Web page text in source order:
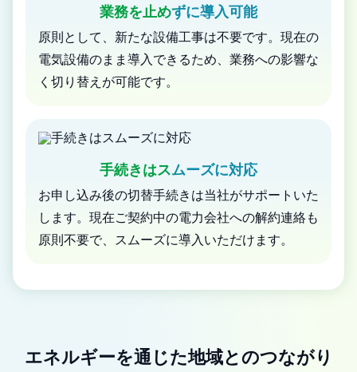
業務を止めずに導入可能
原則として、新たな設備工事は不要です。現在の
電気設備のまま導入できるため、業務への影響な
く切り替えが可能です。
手続きはスムーズに対応
お申し込み後の切替手続きは当社がサポートいた
します。現在ご契約中の電力会社への解約連絡も
原則不要で、スムーズに導入いただけます。
エネルギーを通じた地域とのつながり